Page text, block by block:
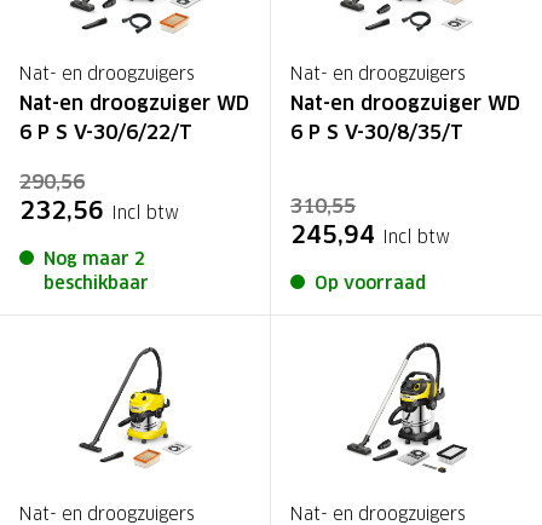
Nat- en droogzuigers
Nat-en droogzuiger WD
6 P S V-30/6/22/T
290,56
232,56 Incl btw
Nog maar 2
beschikbaar
Nat- en droogzuigers
Nat-en droogzuiger WD
6 P S V-30/8/35/T
310,55
245,94 Incl btw
Op voorraad
Nat- en droogzuigers Nat- en droogzuigers